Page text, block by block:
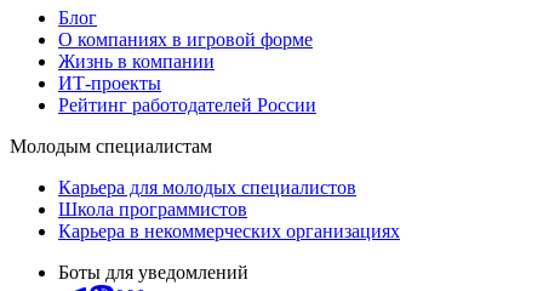
Блог
О компаниях в игровой форме
Жизнь в компании
ИТ-проекты
Рейтинг работодателей России
Молодым специалистам
Карьера для молодых специалистов
Школа программистов
Карьера в некоммерческих организациях
Боты для уведомлений